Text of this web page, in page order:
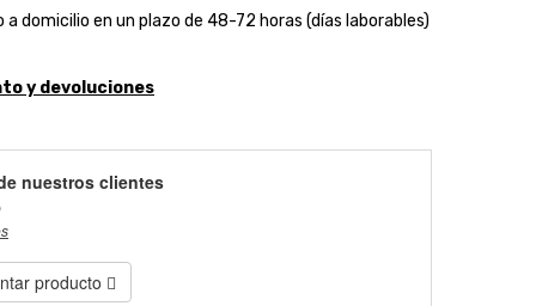
domicilio en un plazo de 48-72 horas (días laborables)
y devoluciones
nuestros clientes
producto